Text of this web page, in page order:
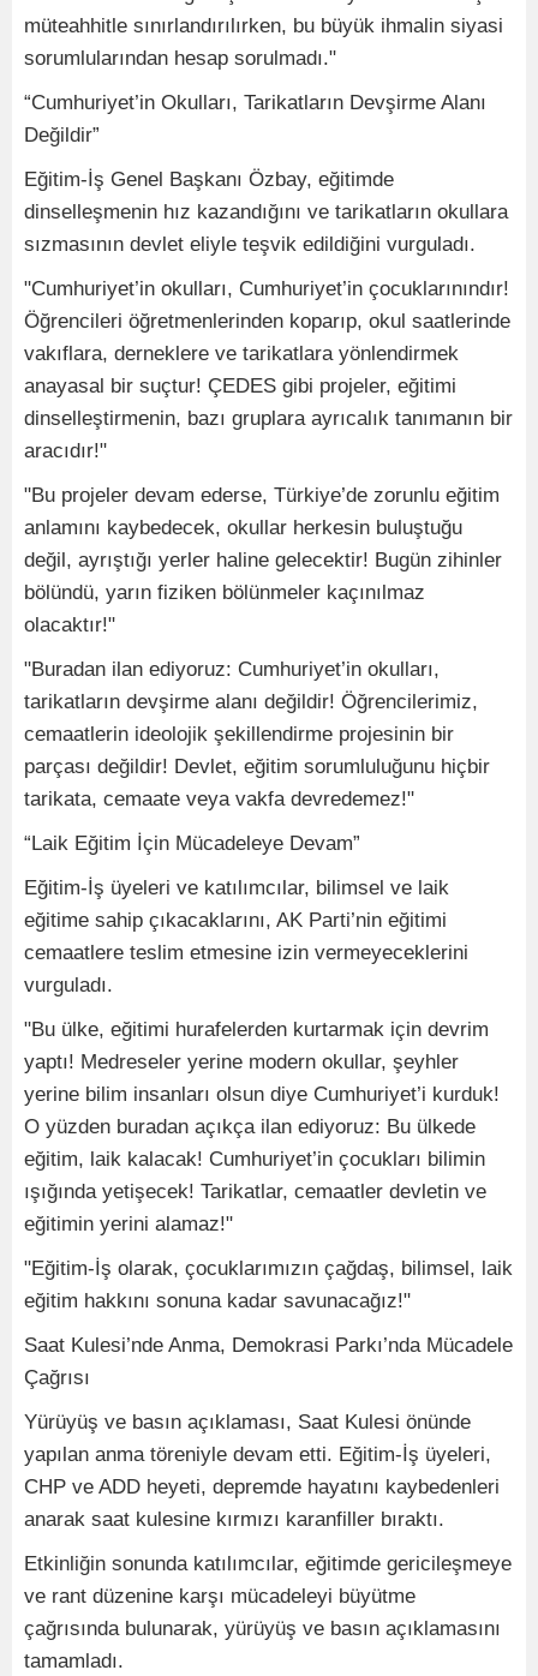
müteahhitle sınırlandırılırken, bu büyük ihmalin siyasi
sorumlularından hesap sorulmadı."
“Cumhuriyet’in Okulları, Tarikatların Devşirme Alanı
Değildir”
Eğitim-İş Genel Başkanı Özbay, eğitimde
dinselleşmenin hız kazandığını ve tarikatların okullara
sızmasının devlet eliyle teşvik edildiğini vurguladı.
"Cumhuriyet’in okulları, Cumhuriyet’in çocuklarınındır!
Öğrencileri öğretmenlerinden koparıp, okul saatlerinde
vakıflara, derneklere ve tarikatlara yönlendirmek
anayasal bir suçtur! ÇEDES gibi projeler, eğitimi
dinselleştirmenin, bazı gruplara ayrıcalık tanımanın bir
aracıdır!"
"Bu projeler devam ederse, Türkiye’de zorunlu eğitim
anlamını kaybedecek, okullar herkesin buluştuğu
değil, ayrıştığı yerler haline gelecektir! Bugün zihinler
bölündü, yarın fiziken bölünmeler kaçınılmaz
olacaktır!"
"Buradan ilan ediyoruz: Cumhuriyet’in okulları,
tarikatların devşirme alanı değildir! Öğrencilerimiz,
cemaatlerin ideolojik şekillendirme projesinin bir
parçası değildir! Devlet, eğitim sorumluluğunu hiçbir
tarikata, cemaate veya vakfa devredemez!"
“Laik Eğitim İçin Mücadeleye Devam”
Eğitim-İş üyeleri ve katılımcılar, bilimsel ve laik
eğitime sahip çıkacaklarını, AK Parti’nin eğitimi
cemaatlere teslim etmesine izin vermeyeceklerini
vurguladı.
"Bu ülke, eğitimi hurafelerden kurtarmak için devrim
yaptı! Medreseler yerine modern okullar, şeyhler
yerine bilim insanları olsun diye Cumhuriyet’i kurduk!
O yüzden buradan açıkça ilan ediyoruz: Bu ülkede
eğitim, laik kalacak! Cumhuriyet’in çocukları bilimin
ışığında yetişecek! Tarikatlar, cemaatler devletin ve
eğitimin yerini alamaz!"
"Eğitim-İş olarak, çocuklarımızın çağdaş, bilimsel, laik
eğitim hakkını sonuna kadar savunacağız!"
Saat Kulesi’nde Anma, Demokrasi Parkı’nda Mücadele
Çağrısı
Yürüyüş ve basın açıklaması, Saat Kulesi önünde
yapılan anma töreniyle devam etti. Eğitim-İş üyeleri,
CHP ve ADD heyeti, depremde hayatını kaybedenleri
anarak saat kulesine kırmızı karanfiller bıraktı.
Etkinliğin sonunda katılımcılar, eğitimde gericileşmeye
ve rant düzenine karşı mücadeleyi büyütme
çağrısında bulunarak, yürüyüş ve basın açıklamasını
tamamladı.